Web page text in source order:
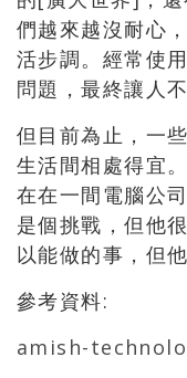
們越來越沒耐心
活步調。經常使
問題，最終讓人
但目前為止，一
生活間相處得宜
在在一間電腦公
是個挑戰，但他
以能做的事，但
參考資料:
amish-